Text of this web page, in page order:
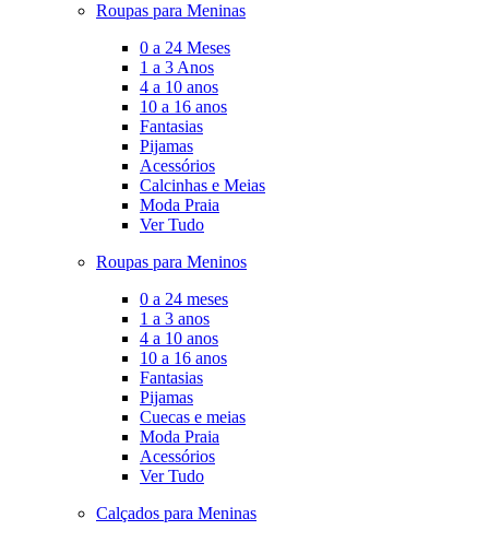
Roupas para Meninas
0 a 24 Meses
1 a 3 Anos
4 a 10 anos
10 a 16 anos
Fantasias
Pijamas
Acessórios
Calcinhas e Meias
Moda Praia
Ver Tudo
Roupas para Meninos
0 a 24 meses
1 a 3 anos
4 a 10 anos
10 a 16 anos
Fantasias
Pijamas
Cuecas e meias
Moda Praia
Acessórios
Ver Tudo
Calçados para Meninas